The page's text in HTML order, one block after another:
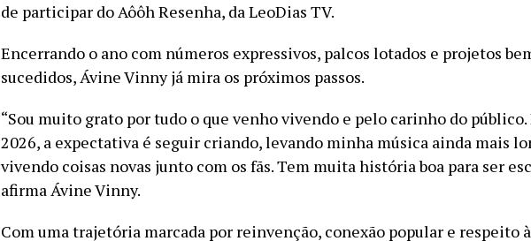
de participar do Aôôh Resenha, da LeoDias TV.
Encerrando o ano com números expressivos, palcos lotados e projetos
sucedidos, Ávine Vinny já mira os próximos passos.
“Sou muito grato por tudo o que venho vivendo e pelo carinho do público.
2026, a expectativa é seguir criando, levando minha música ainda mais
vivendo coisas novas junto com os fãs. Tem muita história boa para ser
afirma Ávine Vinny.
Com uma trajetória marcada por reinvenção, conexão popular e respeito